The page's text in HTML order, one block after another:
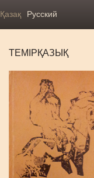
Қазақ Русский
ТЕМІРҚАЗЫҚ